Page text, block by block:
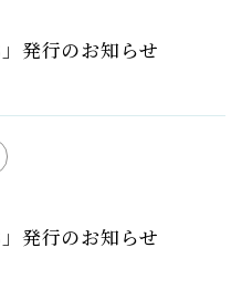
発行のお知らせ
発行のお知らせ